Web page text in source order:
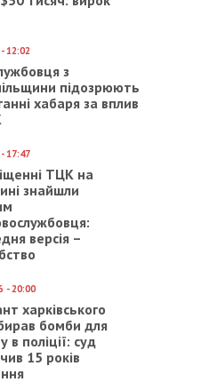
медичну допомогу
та контакти таких
сайтіМіністерства
охорони
+420226201221.
як отримати медичну
Чехії, читайте за
cheska-respublika